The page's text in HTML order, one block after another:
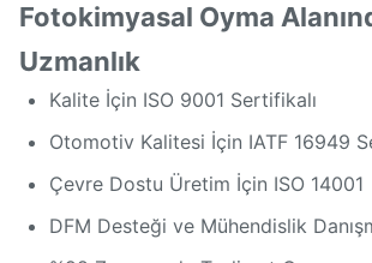
Fotokimyasal Oyma
Uzmanlık
Kalite İçin ISO 9001 Sertifikalı
Otomotiv Kalitesi İçin IATF 16949
Çevre Dostu Üretim İçin ISO 14001
DFM Desteği ve Mühendislik